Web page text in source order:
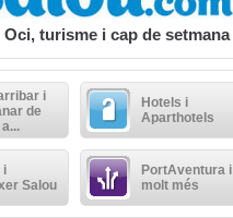
Oci, turisme i cap de setmana
i
de
Hotels i
Aparthotels
i
Salou
PortAventura i
molt més